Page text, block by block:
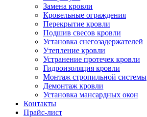
Замена кровли
Кровельные ограждения
Перекрытие кровли
Подшив свесов кровли
Установка снегозадержателей
Утепление кровли
Устранение протечек кровли
Гидроизоляция кровли
Монтаж стропильной системы
Демонтаж кровли
Установка мансардных окон
Контакты
Прайс-лист